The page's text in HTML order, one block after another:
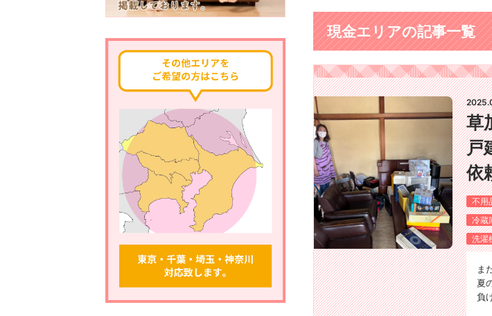
現金エリアの記事一覧
草
戸
依
不用
冷蔵
洗濯
ま
夏
負